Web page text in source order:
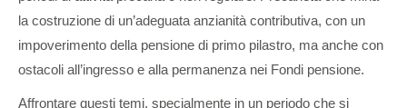
la costruzione di un’adeguata anzianità contributiva, con un
impoverimento della pensione di primo pilastro, ma anche con
ostacoli all’ingresso e alla permanenza nei Fondi pensione.
Affrontare questi temi, specialmente in un periodo che si